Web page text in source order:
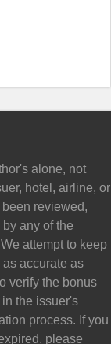
alone, not
hotel, airline, or
reviewed,
any of the
attempt to keep
accurate as
verify the bonus
the issuer's
process. If you
please